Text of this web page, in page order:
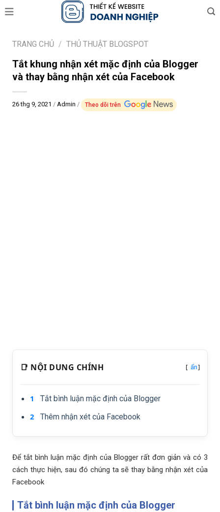
Skip
to
TRANG CHỦ / THỦ THUẬT BLOGSPOT
Tắt khung nhận xét mặc định của Blogger
và thay bằng nhận xét của Facebook
26 thg 9, 2021 / Admin / Theo dõi trên
📑 NỘI DUNG CHÍNH [ ẩn]
Tắt bình luận mặc định của Blogger
Thêm nhận xét của Facebook
Để tắt bình luận mặc định của Blogger rất đơn giản và có 3
cách thực hiện, sau đó chúng ta sẽ thay bằng nhận xét của
Facebook
Tắt bình luận mặc định của Blogger